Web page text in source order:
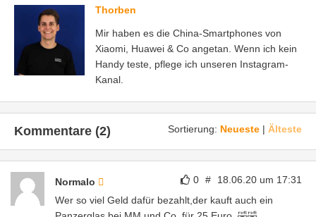
Thorben
Mir haben es die China-Smartphones von
Xiaomi, Huawei & Co angetan. Wenn ich kein
Handy teste, pflege ich unseren Instagram-
Kanal.
Sortierung: Neueste | Älteste
Kommentare (2)
0 # 18.06.20 um 17:31
Normalo
Wer so viel Geld dafür bezahlt,der kauft auch ein